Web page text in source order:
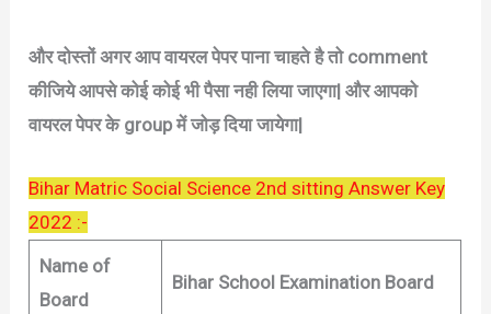
और दोस्तों अगर आप वायरल पेपर पाना चाहते है तो comment
कीजिये आपसे कोई कोई भी पैसा नही लिया जाएगा| और आपको
वायरल पेपर के group में जोड़ दिया जायेगा|
Bihar Matric Social Science 2nd sitting Answer Key
2022 :-
Name of
Board
Bihar School Examination Board